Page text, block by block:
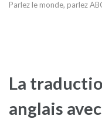
Parlez le monde, parlez
La
anglais